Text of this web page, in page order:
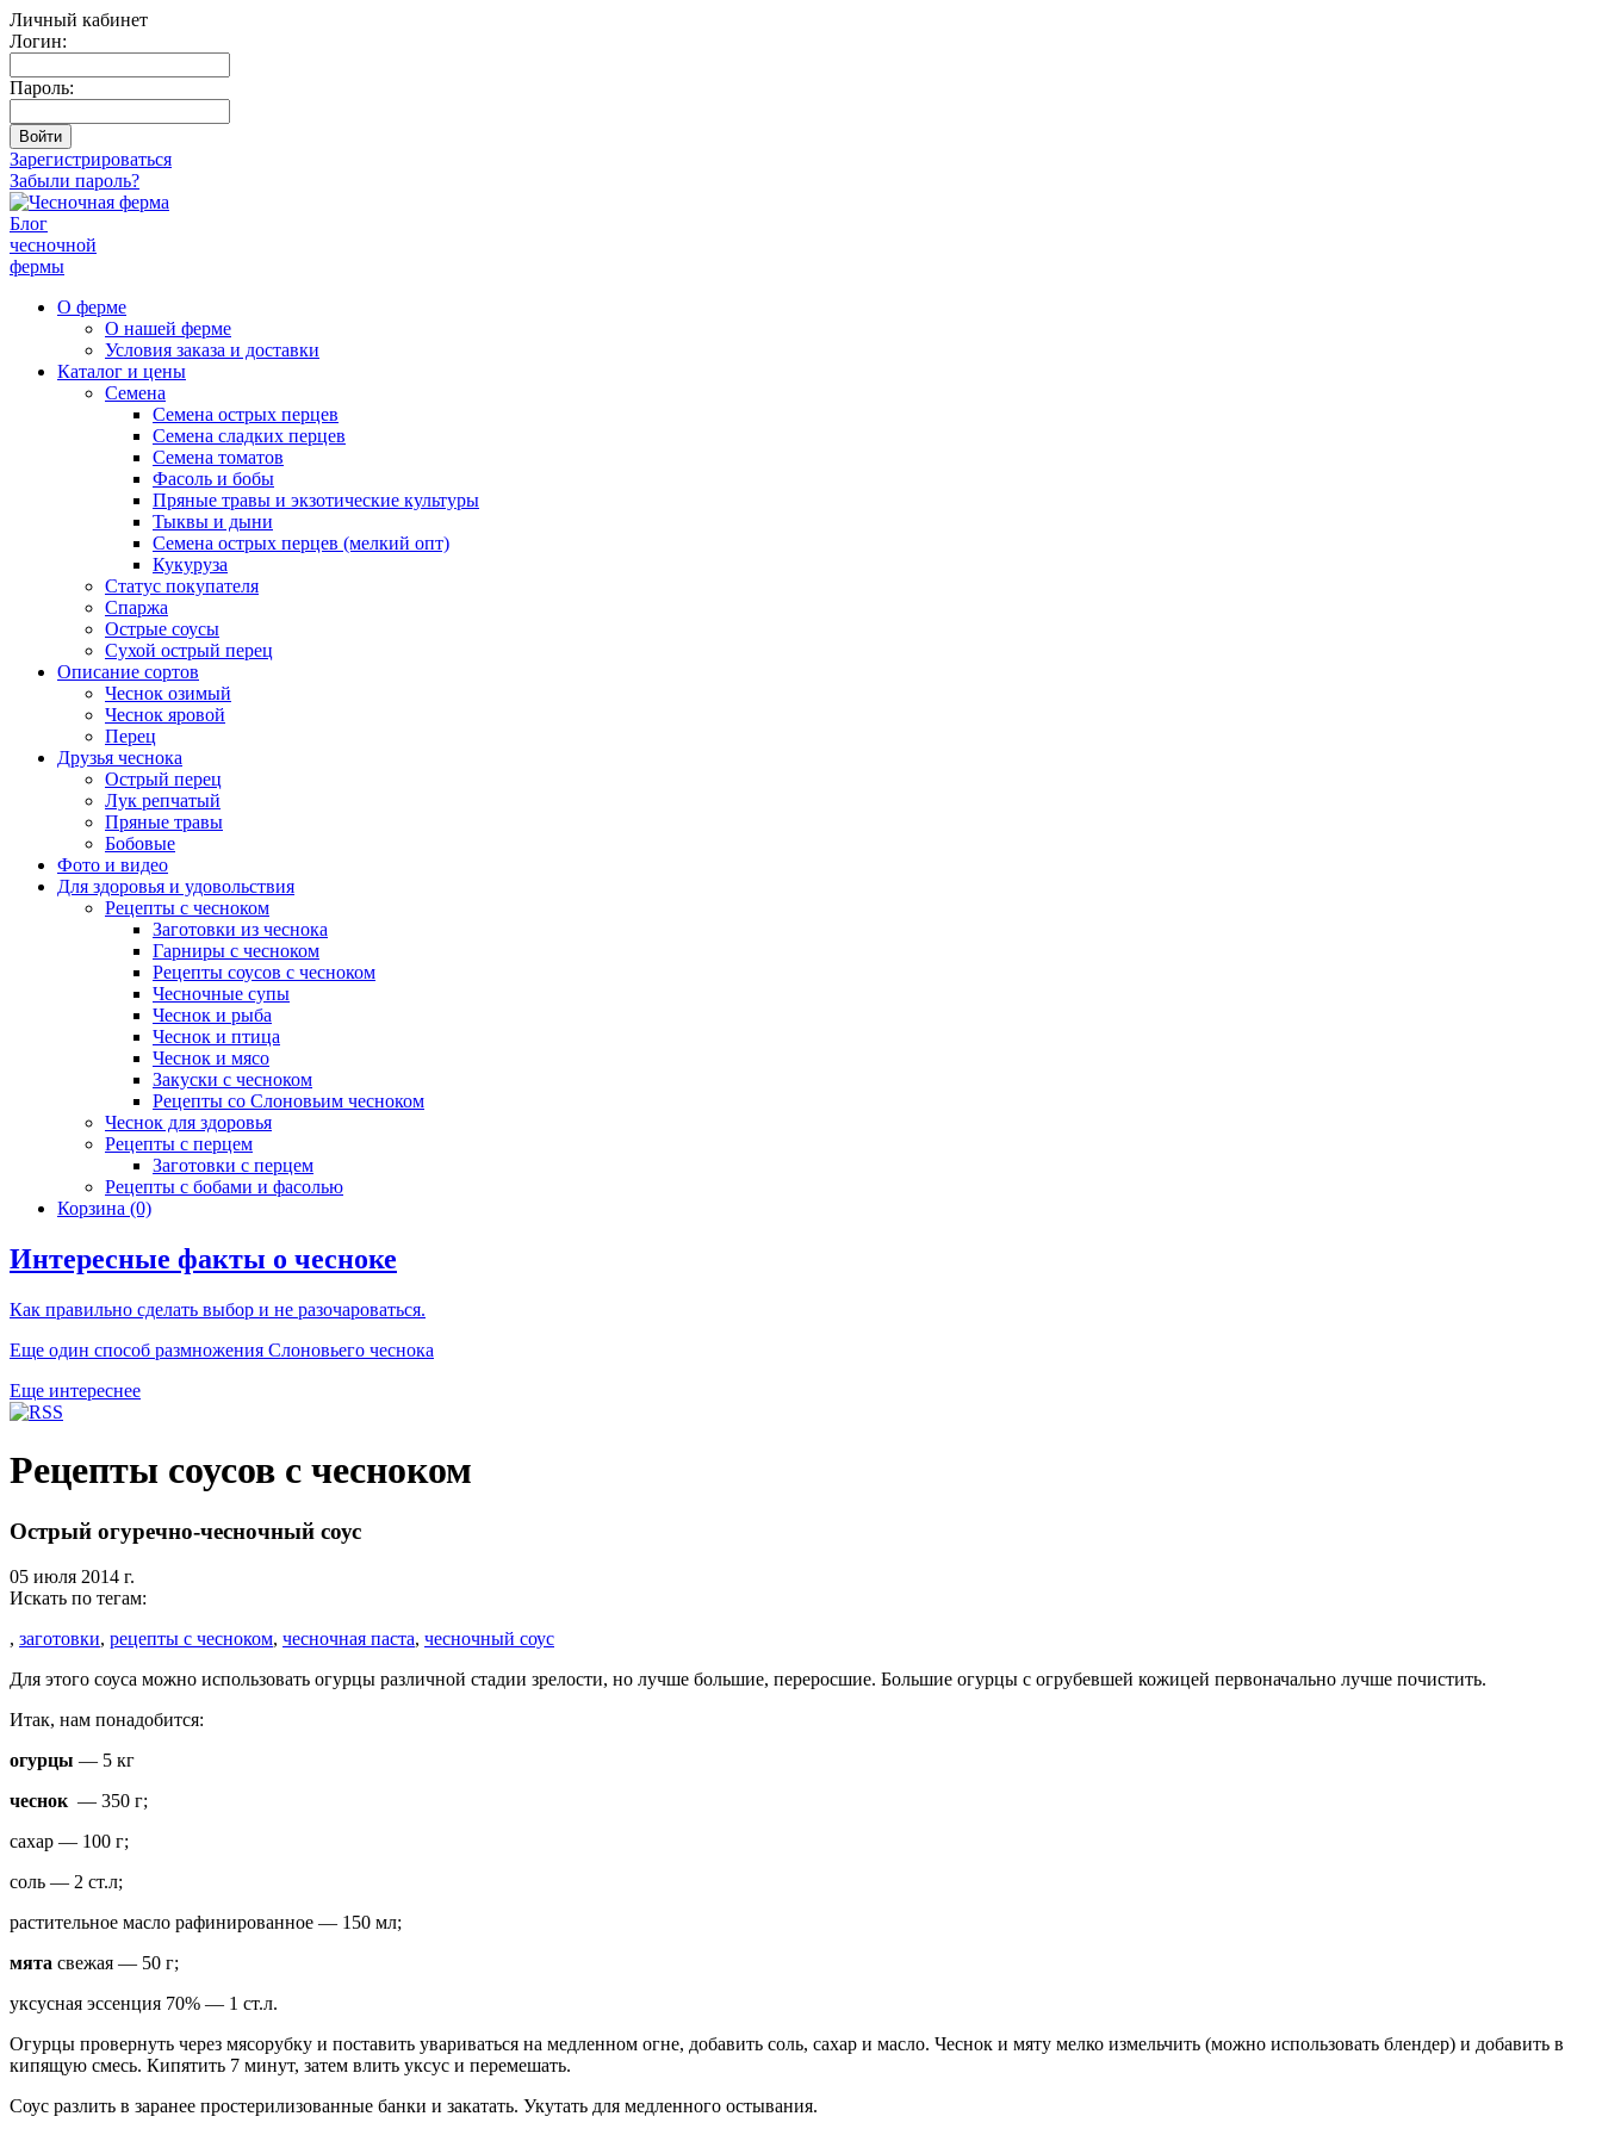
Личный кабинет
Логин:
Пароль:
Зарегистрироваться
Забыли пароль?
Блог
чесночной
фермы
О ферме
О нашей ферме
Условия заказа и доставки
Каталог и цены
Семена
Семена острых перцев
Семена сладких перцев
Семена томатов
Фасоль и бобы
Пряные травы и экзотические культуры
Тыквы и дыни
Семена острых перцев (мелкий опт)
Кукуруза
Статус покупателя
Спаржа
Острые соусы
Сухой острый перец
Описание сортов
Чеснок озимый
Чеснок яровой
Перец
Друзья чеснока
Острый перец
Лук репчатый
Пряные травы
Бобовые
Фото и видео
Для здоровья и удовольствия
Рецепты с чесноком
Заготовки из чеснока
Гарниры с чесноком
Рецепты соусов с чесноком
Чесночные супы
Чеснок и рыба
Чеснок и птица
Чеснок и мясо
Закуски с чесноком
Рецепты со Слоновьим чесноком
Чеснок для здоровья
Рецепты с перцем
Заготовки с перцем
Рецепты с бобами и фасолью
Корзина (0)
Интересные факты о чесноке
Как правильно сделать выбор и не разочароваться.
Еще один способ размножения Слоновьего чеснока
Еще интереснее
Рецепты соусов с чесноком
Острый огуречно-чесночный соус
05 июля 2014 г.
Искать по тегам:
, заготовки, рецепты с чесноком, чесночная паста, чесночный соус
Для этого соуса можно использовать огурцы различной стадии зрелости, но лучше большие, переросшие. Большие огурцы с огрубевшей кожицей первоначально лучше почистить.
Итак, нам понадобится:
огурцы — 5 кг
чеснок — 350 г;
сахар — 100 г;
соль — 2 ст.л;
растительное масло рафинированное — 150 мл;
мята свежая — 50 г;
уксусная эссенция 70% — 1 ст.л.
Огурцы провернуть через мясорубку и поставить увариваться на медленном огне, добавить соль, сахар и масло. Чеснок и мяту мелко измельчить (можно использовать блендер) и добавить в
кипящую смесь. Кипятить 7 минут, затем влить уксус и перемешать.
Соус разлить в заранее простерилизованные банки и закатать. Укутать для медленного остывания.